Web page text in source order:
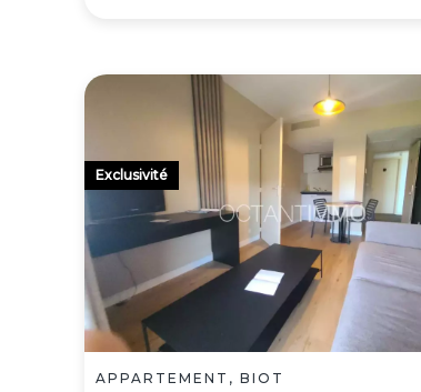
APPARTEMENT, BIOT
Exclusivité